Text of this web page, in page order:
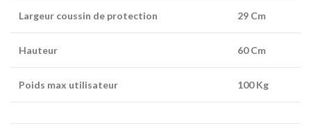
Largeur coussin de protection 29 Cm
Hauteur 60 Cm
Poids max utilisateur 100 Kg